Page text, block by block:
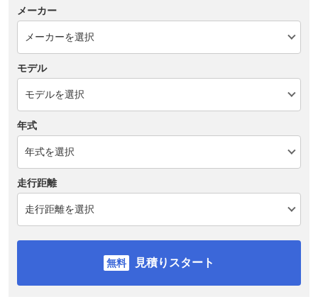
メーカー
モデル
年式
走行距離
見積りスタート